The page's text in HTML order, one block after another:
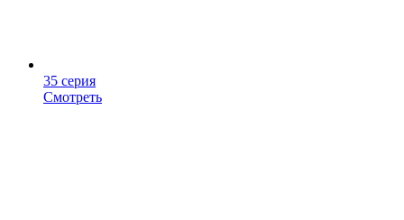
35 серия
Смотреть